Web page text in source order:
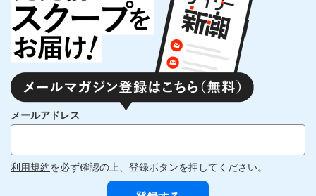
メールアドレス
利用規約を必ず確認の上、登録ボタンを押してください。